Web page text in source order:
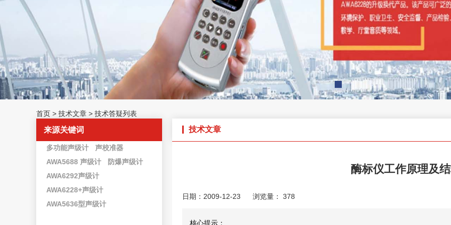
首页 > 技术文章 > 技术答疑列表
来源关键词
多功能声级计
声校准器
AWA5688 声级计
防爆声级计
AWA6292声级计
AWA6228+声级计
AWA5636型声级计
技术文章
酶标仪工作原理及
日期：2009-12-23 浏览量： 378
核心提示：